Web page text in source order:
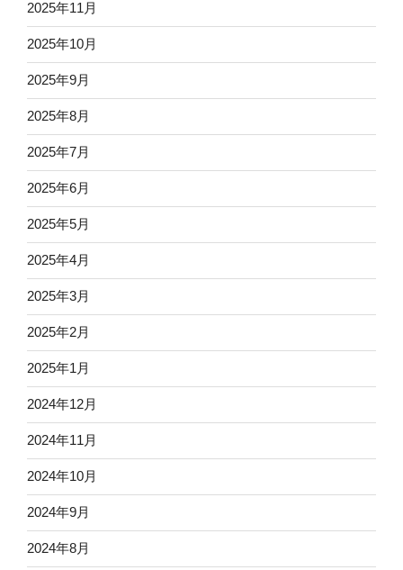
2025年11月
2025年10月
2025年9月
2025年8月
2025年7月
2025年6月
2025年5月
2025年4月
2025年3月
2025年2月
2025年1月
2024年12月
2024年11月
2024年10月
2024年9月
2024年8月